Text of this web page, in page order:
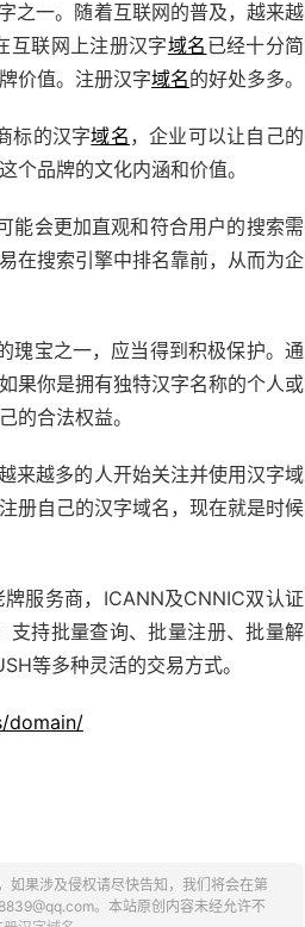
之一。随着互联网的普及，越来越
互联网上注册汉字域名 已经十分简
价值。注册汉字域名的好处多多。
标的汉字域名 ，企业可以让自己的
个品牌的文化内涵和价值。
能会更加直观和符合用户的搜索需
在搜索引擎中排名靠前，从而为企
瑰宝之一，应当得到积极保护。通
果你是拥有独特汉字名称的个人或
的合法权益。
来越多的人开始关注并使用汉字域
册自己的汉字域名，现在就是时候
服务商， ICANN及CNNIC双认证
支持批量查询、批量注册、批量解
等多种灵活的交易方式。
domain/
如果涉及侵权请尽快告知，我们将会在第
。本站原创内容未经允许不